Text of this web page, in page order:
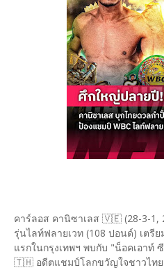
คาร์ลอส คานิซาเลส 🇻🇪 (28-3-1,
รุ่นไลท์ฟลายเวท (108 ปอนด์) เตรี
แรกในกรุงเทพฯ พบกับ "น็อคเอาท์
🇹🇭 อดีตแชมป์โลกขวัญใจชาวไทย